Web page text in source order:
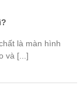
là màn hình
và [...]